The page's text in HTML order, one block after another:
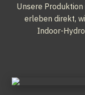
Unsere
erleben direkt,
Indoor-